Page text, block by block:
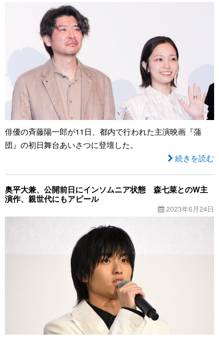
俳優の斉藤陽一郎が11日、都内で行われた主演映画『蒲
団』の初日舞台あいさつに登壇した。
続きを読む
奥平大兼、公開前日にインソムニア状態 森七菜とのW主
演作、親世代にもアピール
2023年6月24日